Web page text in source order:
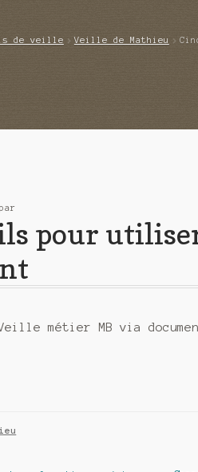
de veille Veille de Mathieu
par
pour
métier MB via